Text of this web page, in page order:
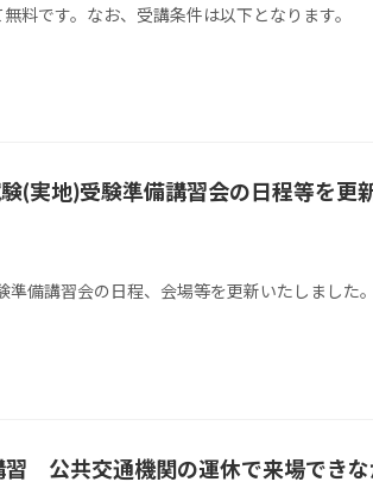
無料です。なお、受講条件は以下となります。
(実地)受験準備講習会の日程等を更
備講習会の日程、会場等を更新いたしました
公共交通機関の運休で来場できな